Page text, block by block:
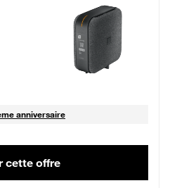
49,99 € par mois, Sans engagement
anniversaire
cette offre